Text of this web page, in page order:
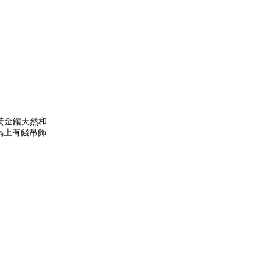
金鑲天然和
上有錢吊飾